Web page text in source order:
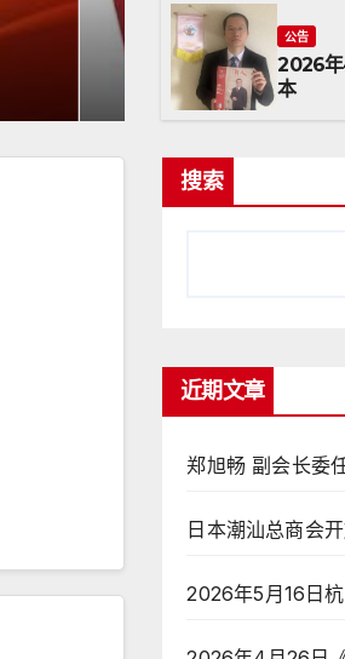
2026年5
2026年5月17日
公告
2026年
本
搜索
近期文章
郑旭畅 副会长委
日本潮汕总商会
2026年5月16日